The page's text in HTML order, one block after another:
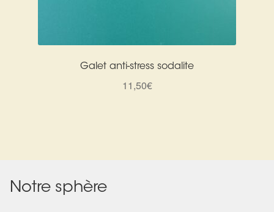
Galet anti-stress sodalite
11,50€
Notre sphère